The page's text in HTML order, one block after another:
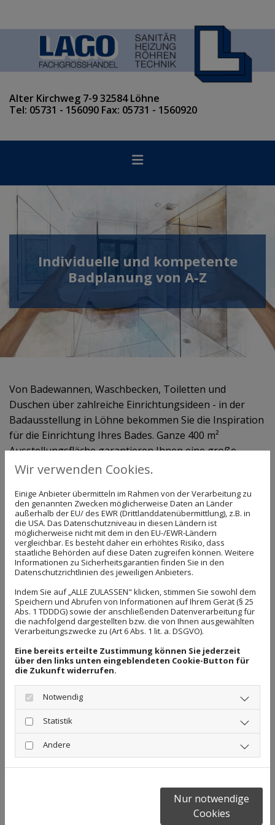
Alter Kirchweg 7-9 32584 Löhne
Tel: 05731 - 156090 Fax: 05731 - 1560920
Individuelle und kompetente
Badplanung von A-Z
Von Badewannen, Waschbecken, Toiletten und
Duschen über zahlreiche Einrichtungsideen - in der
Badausstellung in Löhne bekommen Sie die Inspiration
für die Einrichtung Ihres Bades. Ganze 400 m²
Ausstellungsfläche garantieren Ihnen eine große
Auswahl an Sanitär- und Badartikeln, die für jeden
Von der Planung zur Ausführung
In unserem Sanitärfachgeschäft finden Sie nicht nur
eine riesige Ausstellungsfläche mit vielen Inspirationen
für Ihr Bad, sondern können auch eine ganz
persönliche Beratung und Badplanung bekommen.
Unsere Mitarbeiter werden regelmäßig durch
Werksbesuche und Seminare bei unseren Lieferanten
und neuen Trends bestens aus. Jahrelange
Erfahrungen und hervorragende Gestaltungsideen
haben bereits zahlreiche Kunden zufriedengestellt.
Eine umfangreiche Beratung und kompetente Planung
Ihres Traumbades ist somit auch Ihnen garantiert.
Zusammen mit Ihnen sprechen unsere Mitarbeiter
über Ihre Wünsche sowie räumliche und finanzielle
Rahmenbedingungen und holen so das Beste aus
Die individuellen Beratungsgespräche führen wir auch
gerne bei Ihnen vor Ort durch, um so einen besseren
Wir verwenden Cookies.
Einige Anbieter übermitteln im Rahmen von der Verarbeitung zu
den genannten Zwecken möglicherweise Daten an Länder
außerhalb der EU/ des EWR (Drittlanddatenübermittlung), z.B. in
die USA. Das Datenschutzniveau in diesen Ländern ist
möglicherweise nicht mit dem in den EU-/EWR-Ländern
vergleichbar. Es besteht daher ein erhöhtes Risiko, dass
staatliche Behörden auf diese Daten zugreifen können. Weitere
Informationen zu Sicherheitsgarantien finden Sie in den
Datenschutzrichtlinien des jeweiligen Anbieters.
Indem Sie auf „ALLE ZULASSEN" klicken, stimmen Sie sowohl dem
Speichern und Abrufen von Informationen auf Ihrem Gerät (§ 25
Abs. 1 TDDDG) sowie der anschließenden Datenverarbeitung für
die nachfolgend dargestellten bzw. die von Ihnen ausgewählten
Verarbeitungszwecke zu (Art 6 Abs. 1 lit. a. DSGVO).
Eine bereits erteilte Zustimmung können Sie jederzeit
über den links unten eingeblendeten Cookie-Button für
die Zukunft widerrufen.
Notwendig
Statistik
Andere
Nur notwendige
Cookies